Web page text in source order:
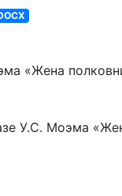
«Жена
У.С. Моэма